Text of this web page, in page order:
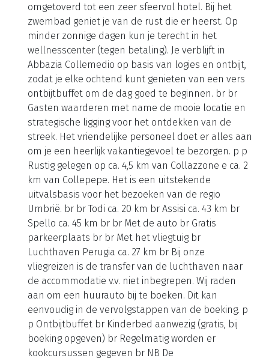
omgetoverd tot een zeer sfeervol hotel. Bij het
zwembad geniet je van de rust die er heerst. Op
minder zonnige dagen kun je terecht in het
wellnesscenter (tegen betaling). Je verblijft in
Abbazia Collemedio op basis van logies en ontbijt,
zodat je elke ochtend kunt genieten van een vers
ontbijtbuffet om de dag goed te beginnen. br br
Gasten waarderen met name de mooie locatie en
strategische ligging voor het ontdekken van de
streek. Het vriendelijke personeel doet er alles aan
om je een heerlijk vakantiegevoel te bezorgen. p p
Rustig gelegen op ca. 4,5 km van Collazzone e ca. 2
km van Collepepe. Het is een uitstekende
uitvalsbasis voor het bezoeken van de regio
Umbrië. br br Todi ca. 20 km br Assisi ca. 43 km br
Spello ca. 45 km br br Met de auto br Gratis
parkeerplaats br br Met het vliegtuig br
Luchthaven Perugia ca. 27 km br Bij onze
vliegreizen is de transfer van de luchthaven naar
de accommodatie v.v. niet inbegrepen. Wij raden
aan om een huurauto bij te boeken. Dit kan
eenvoudig in de vervolgstappen van de boeking. p
p Ontbijtbuffet br Kinderbed aanwezig (gratis, bij
boeking opgeven) br Regelmatig worden er
kookcursussen gegeven br NB De